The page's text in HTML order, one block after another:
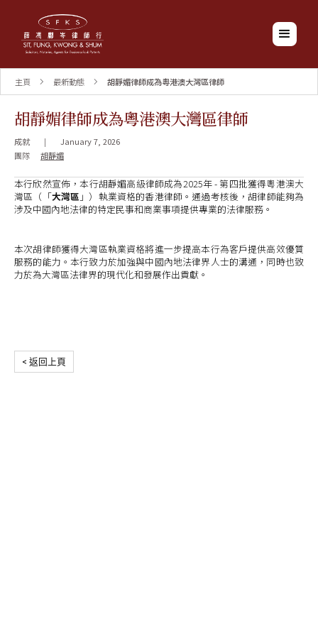
主頁 最新動態 胡靜媚律師成為粵港澳大灣區律師
胡靜媚律師成為粵港澳大灣區律師
成就 |
January 7, 2026
團隊
胡靜媚
本行欣然宣佈，本行胡靜媚高級律師成為2025年 - 第四批獲得粵港澳大
灣區（「大灣區 」）執業資格的香港律師。通過考核後，胡律師能夠為
涉及中國內地法律的特定民事和商業事項提供專業的法律服務。
本次胡律師獲得大灣區執業資格將進一步提高本行為客戶提供高效優質
服務的能力。本行致力於加強與中國內地法律界人士的溝通，同時也致
力於為大灣區法律界的現代化和發展作出貢獻。
< 返回上頁